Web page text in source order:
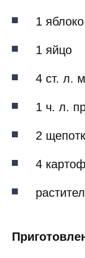
1 яблоко
1 яйцо
4 ст. л.
1 ч. л.
2
4